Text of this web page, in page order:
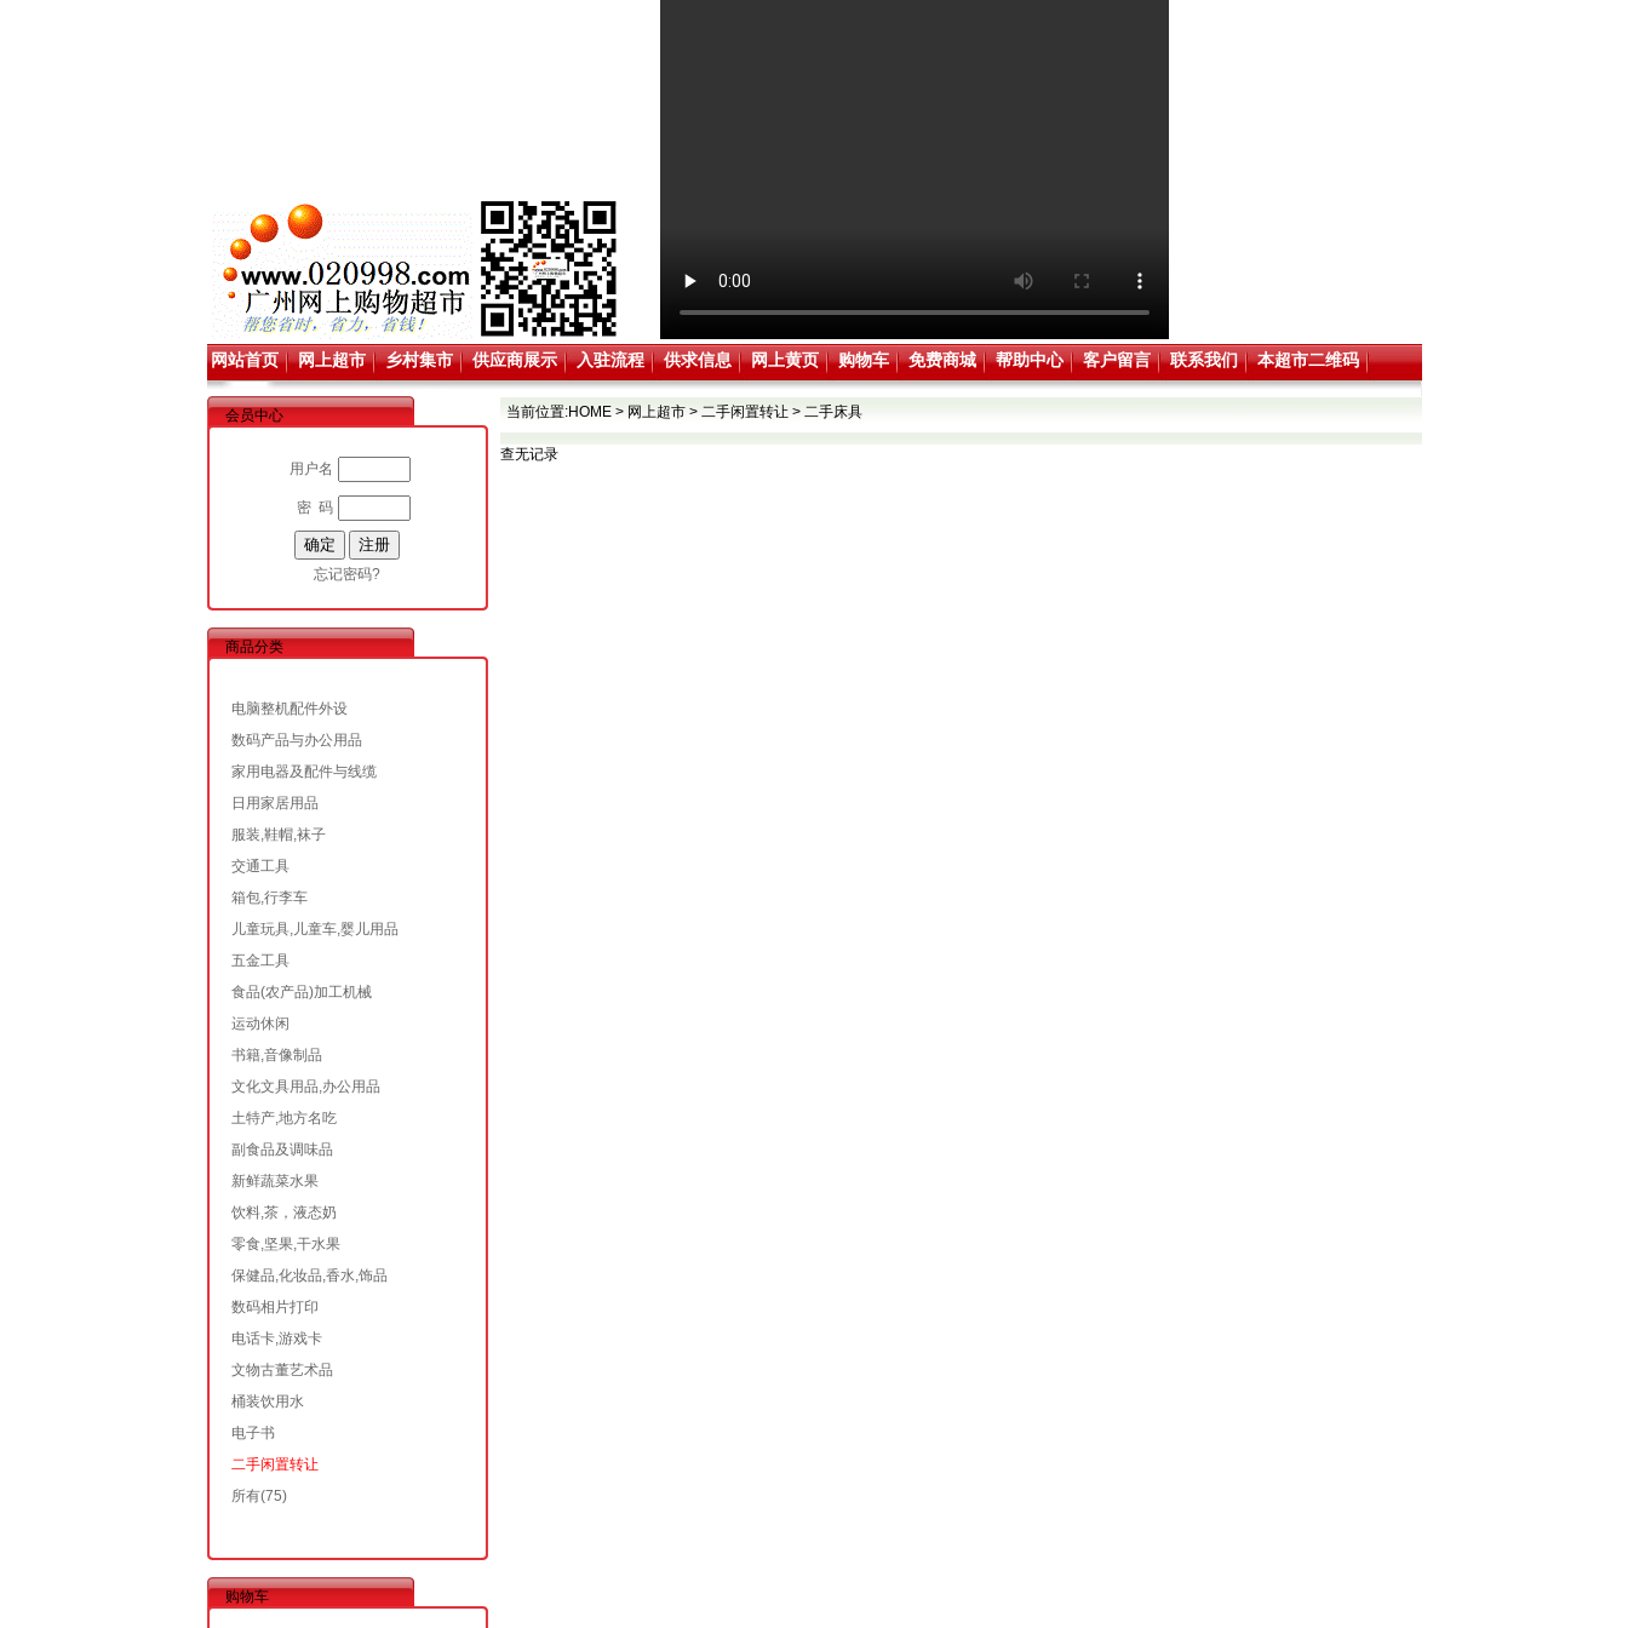
网站首页 网上超市 乡村集市 供应商展示 入驻流程 供求信息 网上黄页 购物车 免费商城 帮助中心 客户留言 联系我们 本超市二维码
会员中心
用户名
密 码
忘记密码?
商品分类
电脑整机配件外设
数码产品与办公用品
家用电器及配件与线缆
日用家居用品
服装,鞋帽,袜子
交通工具
箱包,行李车
儿童玩具,儿童车,婴儿用品
五金工具
食品(农产品)加工机械
运动休闲
书籍,音像制品
文化文具用品,办公用品
土特产,地方名吃
副食品及调味品
新鲜蔬菜水果
饮料,茶，液态奶
零食,坚果,干水果
保健品,化妆品,香水,饰品
数码相片打印
电话卡,游戏卡
文物古董艺术品
桶装饮用水
电子书
二手闲置转让
所有(75)
购物车
当前位置:HOME> 网上超市> 二手闲置转让> 二手床具
查无记录